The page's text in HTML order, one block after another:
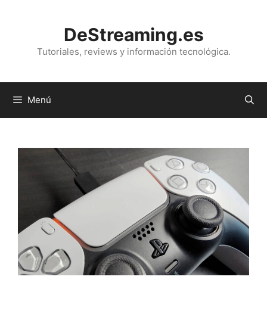
DeStreaming.es
Tutoriales, reviews y información tecnológica.
Menú